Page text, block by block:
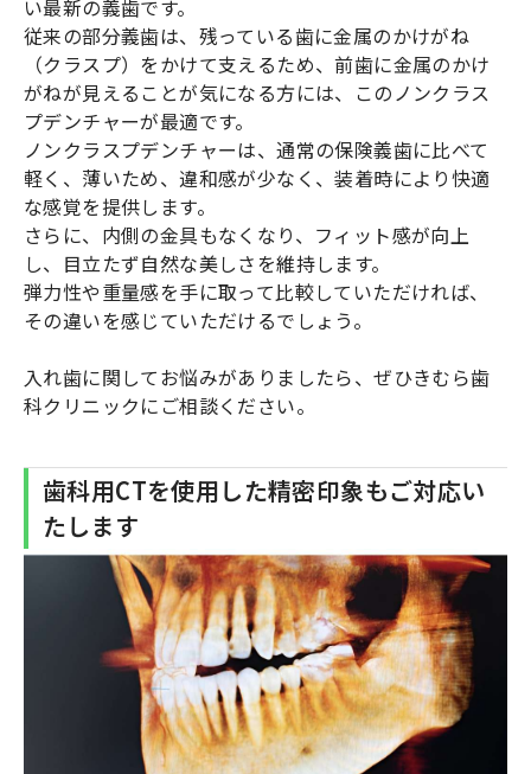
い最新の義歯です。
従来の部分義歯は、残っている歯に金属のかけがね
（クラスプ）をかけて支えるため、前歯に金属のかけ
がねが見えることが気になる方には、このノンクラス
プデンチャーが最適です。
ノンクラスプデンチャーは、通常の保険義歯に比べて
軽く、薄いため、違和感が少なく、装着時により快適
な感覚を提供します。
さらに、内側の金具もなくなり、フィット感が向上
し、目立たず自然な美しさを維持します。
弾力性や重量感を手に取って比較していただければ、
その違いを感じていただけるでしょう。
入れ歯に関してお悩みがありましたら、ぜひきむら歯
科クリニックにご相談ください。
歯科用CTを使用した精密印象もご対応い
たします